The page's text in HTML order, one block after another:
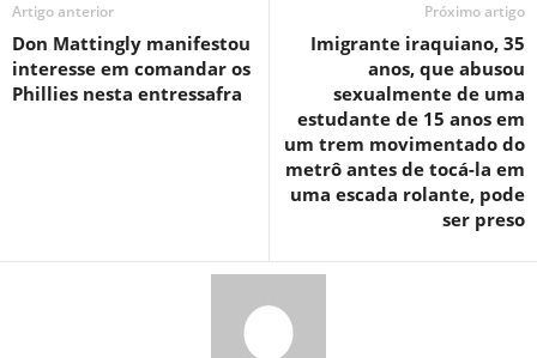
Artigo anterior
Don Mattingly manifestou
interesse em comandar os
Phillies nesta entressafra
Próximo artigo
Imigrante iraquiano, 35
anos, que abusou
sexualmente de uma
estudante de 15 anos em
um trem movimentado do
metrô antes de tocá-la em
uma escada rolante, pode
ser preso